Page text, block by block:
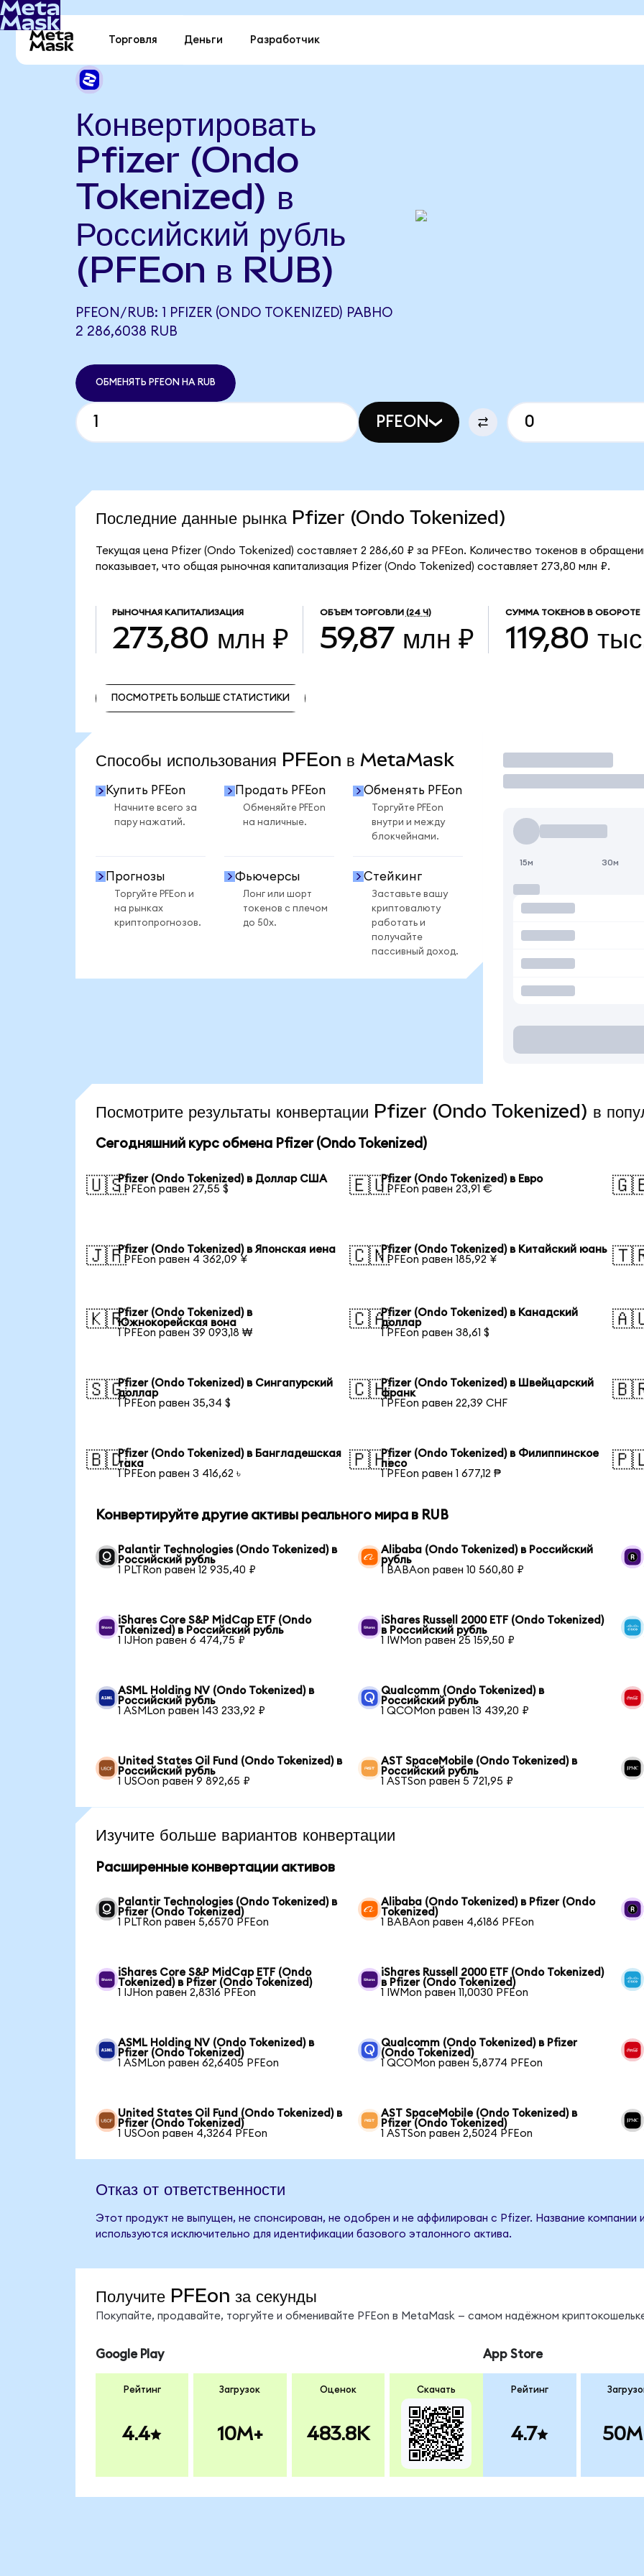
Торговля Деньги Разработчик
Конвертировать
Pfizer (Ondo
Tokenized) в
Российский рубль
(PFEon в RUB)
PFEON/RUB: 1 PFIZER (ONDO TOKENIZED) РАВНО
2 286,6038 RUB
ОБМЕНЯТЬ PFEON НА RUB
PFEON
Последние данные рынка Pfizer (Ondo Tokenized)
Текущая цена Pfizer (Ondo Tokenized) составляет 2 286,60 ₽ за PFEon. Количество токенов в
показывает, что общая рыночная капитализация Pfizer (Ondo Tokenized) составляет 273,80 млн ₽.
РЫНОЧНАЯ КАПИТАЛИЗАЦИЯ
273,80 млн ₽
ОБЪЕМ ТОРГОВЛИ (24 Ч)
59,87 млн ₽
СУММА ТОКЕНОВ В ОБОРОТЕ
119,80
ПОСМОТРЕТЬ БОЛЬШЕ СТАТИСТИКИ
Способы использования PFEon в MetaMask
Купить PFEon
Начните всего за
пару нажатий.
Продать PFEon
Обменяйте PFEon
на наличные.
Обменять PFEon
Торгуйте PFEon
внутри и между
блокчейнами.
Прогнозы
Торгуйте PFEon и
на рынках
криптопрогнозов.
Фьючерсы
Лонг или шорт
токенов с плечом
до 50x.
Стейкинг
Заставьте вашу
криптовалюту
работать и
получайте
пассивный доход.
Торговать
15м 30м
Посмотрите результаты конвертации Pfizer (Ondo Tokenized) в
Сегодняшний курс обмена Pfizer (Ondo Tokenized)
🇺🇸Pfizer (Ondo Tokenized) в Доллар США
1 PFEon равен 27,55 $
🇪🇺Pfizer (Ondo Tokenized) в Евро
1 PFEon равен 23,91 €
🇯🇵Pfizer (Ondo Tokenized) в Японская иена
1 PFEon равен 4 362,09 ¥
🇨🇳Pfizer (Ondo Tokenized) в Китайский юань
1 PFEon равен 185,92 ¥
🇰🇷Pfizer (Ondo Tokenized) в
Южнокорейская вона
1 PFEon равен 39 093,18 ₩
🇨🇦Pfizer (Ondo Tokenized) в Канадский
доллар
1 PFEon равен 38,61 $
🇸🇬Pfizer (Ondo Tokenized) в Сингапурский
доллар
1 PFEon равен 35,34 $
🇨🇭Pfizer (Ondo Tokenized) в Швейцарский
франк
1 PFEon равен 22,39 CHF
🇧🇩Pfizer (Ondo Tokenized) в Бангладешская
така
1 PFEon равен 3 416,62 ৳
🇵🇭Pfizer (Ondo Tokenized) в Филиппинское
песо
1 PFEon равен 1 677,12 ₱
Конвертируйте другие активы реального мира в RUB
Palantir Technologies (Ondo Tokenized) в
Российский рубль
1 PLTRon равен 12 935,40 ₽
Alibaba (Ondo Tokenized) в Российский
рубль
1 BABAon равен 10 560,80 ₽
iShares Core S&P MidCap ETF (Ondo
Tokenized) в Российский рубль
1 IJHon равен 6 474,75 ₽
iShares Russell 2000 ETF (Ondo Tokenized)
в Российский рубль
1 IWMon равен 25 159,50 ₽
ASML Holding NV (Ondo Tokenized) в
Российский рубль
1 ASMLon равен 143 233,92 ₽
Qualcomm (Ondo Tokenized) в
Российский рубль
1 QCOMon равен 13 439,20 ₽
United States Oil Fund (Ondo Tokenized) в
Российский рубль
1 USOon равен 9 892,65 ₽
AST SpaceMobile (Ondo Tokenized) в
Российский рубль
1 ASTSon равен 5 721,95 ₽
Изучите больше вариантов конвертации
Расширенные конвертации активов
Palantir Technologies (Ondo Tokenized) в
Pfizer (Ondo Tokenized)
1 PLTRon равен 5,6570 PFEon
Alibaba (Ondo Tokenized) в Pfizer (Ondo
Tokenized)
1 BABAon равен 4,6186 PFEon
iShares Core S&P MidCap ETF (Ondo
Tokenized) в Pfizer (Ondo Tokenized)
1 IJHon равен 2,8316 PFEon
iShares Russell 2000 ETF (Ondo Tokenized)
в Pfizer (Ondo Tokenized)
1 IWMon равен 11,0030 PFEon
ASML Holding NV (Ondo Tokenized) в
Pfizer (Ondo Tokenized)
1 ASMLon равен 62,6405 PFEon
Qualcomm (Ondo Tokenized) в Pfizer
(Ondo Tokenized)
1 QCOMon равен 5,8774 PFEon
United States Oil Fund (Ondo Tokenized) в
Pfizer (Ondo Tokenized)
1 USOon равен 4,3264 PFEon
AST SpaceMobile (Ondo Tokenized) в
Pfizer (Ondo Tokenized)
1 ASTSon равен 2,5024 PFEon
Отказ от ответственности
Этот продукт не выпущен, не спонсирован, не одобрен и не аффилирован с Pfizer. Название компании
используются исключительно для идентификации базового эталонного актива.
Получите PFEon за секунды
Покупайте, продавайте, торгуйте и обменивайте PFEon в MetaMask — самом надёжном
Google Play
Рейтинг
4.4
Загрузок
10M+
Оценок
483.8K
Скачать
App Store
Рейтинг
4.7